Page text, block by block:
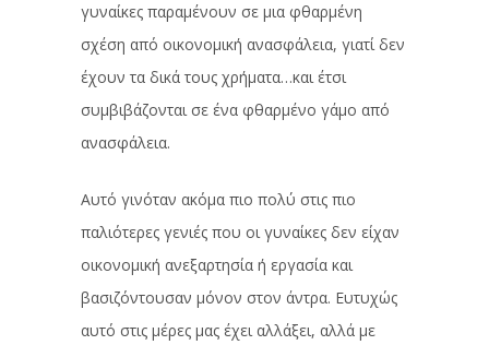
γυναίκες παραμένουν σε μια φθαρμένη
σχέση από οικονομική ανασφάλεια, γιατί δεν
έχουν τα δικά τους χρήματα…και έτσι
συμβιβάζονται σε ένα φθαρμένο γάμο από
ανασφάλεια.
Αυτό γινόταν ακόμα πιο πολύ στις πιο
παλιότερες γενιές που οι γυναίκες δεν είχαν
οικονομική ανεξαρτησία ή εργασία και
βασιζόντουσαν μόνον στον άντρα. Ευτυχώς
αυτό στις μέρες μας έχει αλλάξει, αλλά με